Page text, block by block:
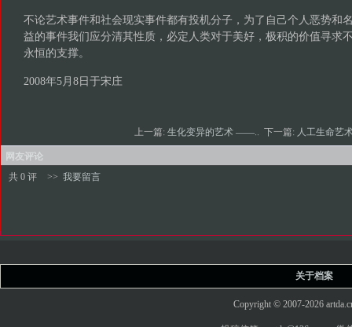
不论艺术事件和社会现实事件都有投机分子，为了自己个人恶势和
益的事件我们应分清其性质，必定人类对于美好，极积的价值寻求
永恒的支撑。
2008年5月8日于宋庄
上一篇: 生化变异的艺术 ——.. 下一篇: 人工生命艺
网友评论
共 0 评
>> 我要留言
关于档案
Copyright © 2007-2026